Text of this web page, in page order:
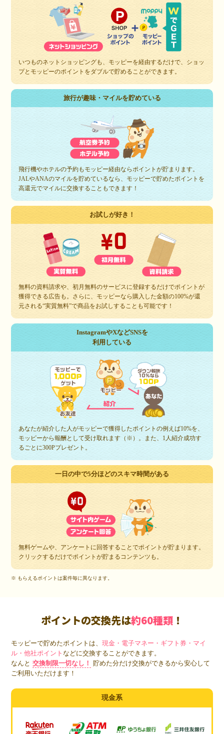
いつものネットショッピングも、モッピーを経由するだけで、ショッ
プとモッピーのポイントをダブルで貯めることができます。
旅行が趣味・マイルを貯めている
飛行機やホテルの予約もモッピー経由ならポイントが貯まります。
JALやANAのマイルを貯めているなら、モッピーで貯めたポイントを
高還元でマイルに交換することもできます！
お試しが好き！
無料の資料請求や、初月無料のサービスに登録するだけでポイントが
獲得できる広告も。さらに、モッピーなら購入した金額の100%が還
元される“実質無料”で商品をお試しすることも可能です！
InstagramやXなどSNSを
利用している
あなたが紹介した人がモッピーで獲得したポイントの例えば10%を、
モッピーから報酬として受け取れます（※）。また、1人紹介成功す
るごとに300Pプレゼント。
一日の中で5分ほどのスキマ時間がある
無料ゲームや、アンケートに回答することでポイントが貯まります。
クリックするだけでポイントが貯まるコンテンツも。
※ もらえるポイントは案件毎に異なります。
ポイントの交換先は約60種類 ！
モッピーで貯めたポイントは、現金・電子マネー・ギフト券・マイ
ル・他社ポイントなどに交換することができます。
なんと 交換制限一切なし！
貯めた分だけ交換ができるから安心して
ご利用いただけます！
現金系